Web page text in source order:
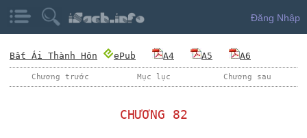
Đăng Nhập
Bất Ái Thành Hôn ePub A4 A5 A6
Chương trước Mục lục Chương sau
CHƯƠNG 82